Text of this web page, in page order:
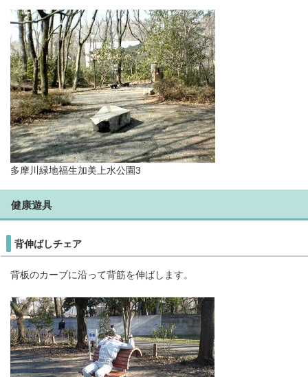
多摩川緑地福生加美上水公園3
健康遊具
背伸ばしチェア
背板のカーブに沿って背筋を伸ばします。